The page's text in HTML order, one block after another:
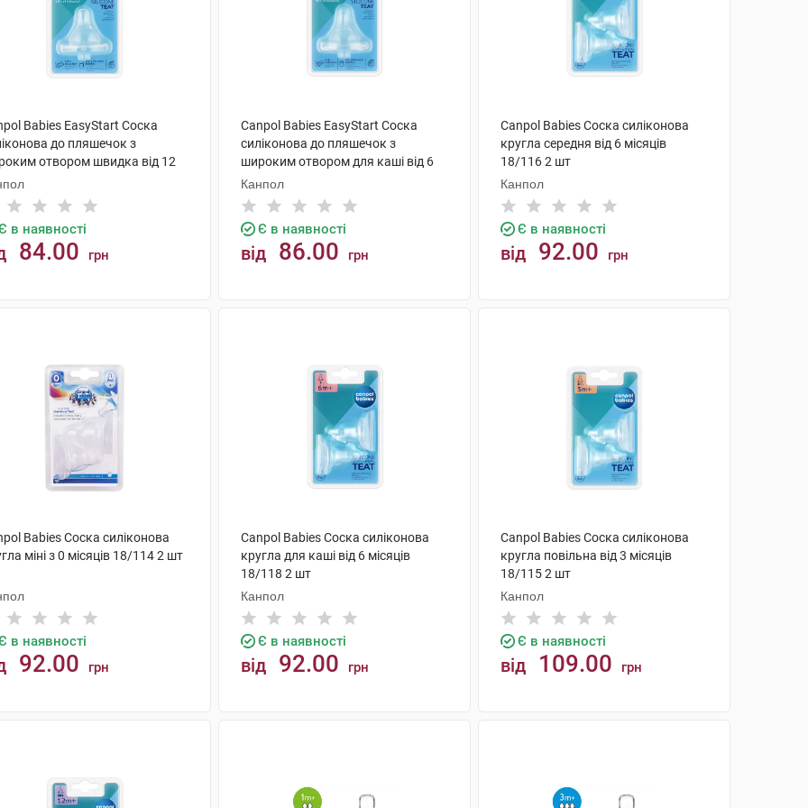
Babies EasyStart Соска
до пляшечок з
отвором швидка від 12
21/722 1 шт
в наявності
84.00 грн
Canpol Babies EasyStart Соска
силіконова до пляшечок з
широким отвором для каші від 6
місяців 21/723 1 шт
Канпол
Є в наявності
від 86.00 грн
Canpol Babies Соска силіконова
кругла середня від 6 місяців
18/116 2 шт
Канпол
Є в наявності
від 92.00 грн
Babies Соска силіконова
міні з 0 місяців 18/114 2 шт
в наявності
92.00 грн
Canpol Babies Соска силіконова
кругла для каші від 6 місяців
18/118 2 шт
Канпол
Є в наявності
від 92.00 грн
Canpol Babies Соска силіконова
кругла повільна від 3 місяців
18/115 2 шт
Канпол
Є в наявності
від 109.00 грн